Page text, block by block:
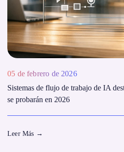
05 de febrero de 2026
Sistemas de flujo de trabajo de IA
se probarán en 2026
Leer Más →